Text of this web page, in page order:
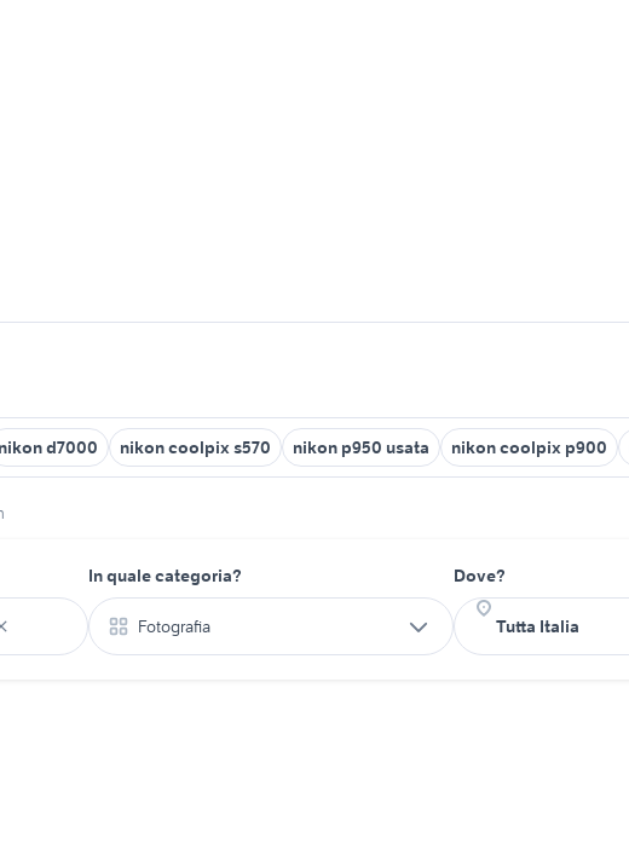
d7000 nikon coolpix s570 nikon p950 usata nikon coolpix p900
In quale categoria?
Fotografia
Dove?